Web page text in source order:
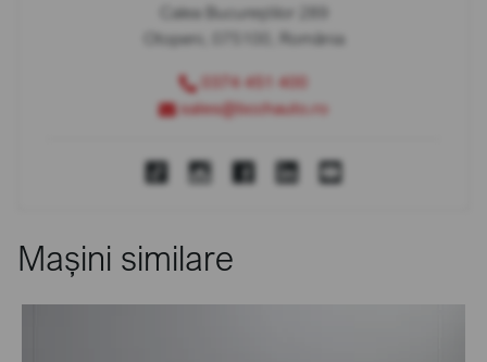
Calea Bucureștilor 289
Otopeni, 075100, România
0374 451 400
sales@bcchauto.ro
Mașini similare